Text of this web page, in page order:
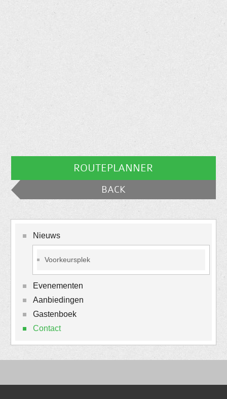
ROUTEPLANNER
BACK
Nieuws
Voorkeursplek
Evenementen
Aanbiedingen
Gastenboek
Contact